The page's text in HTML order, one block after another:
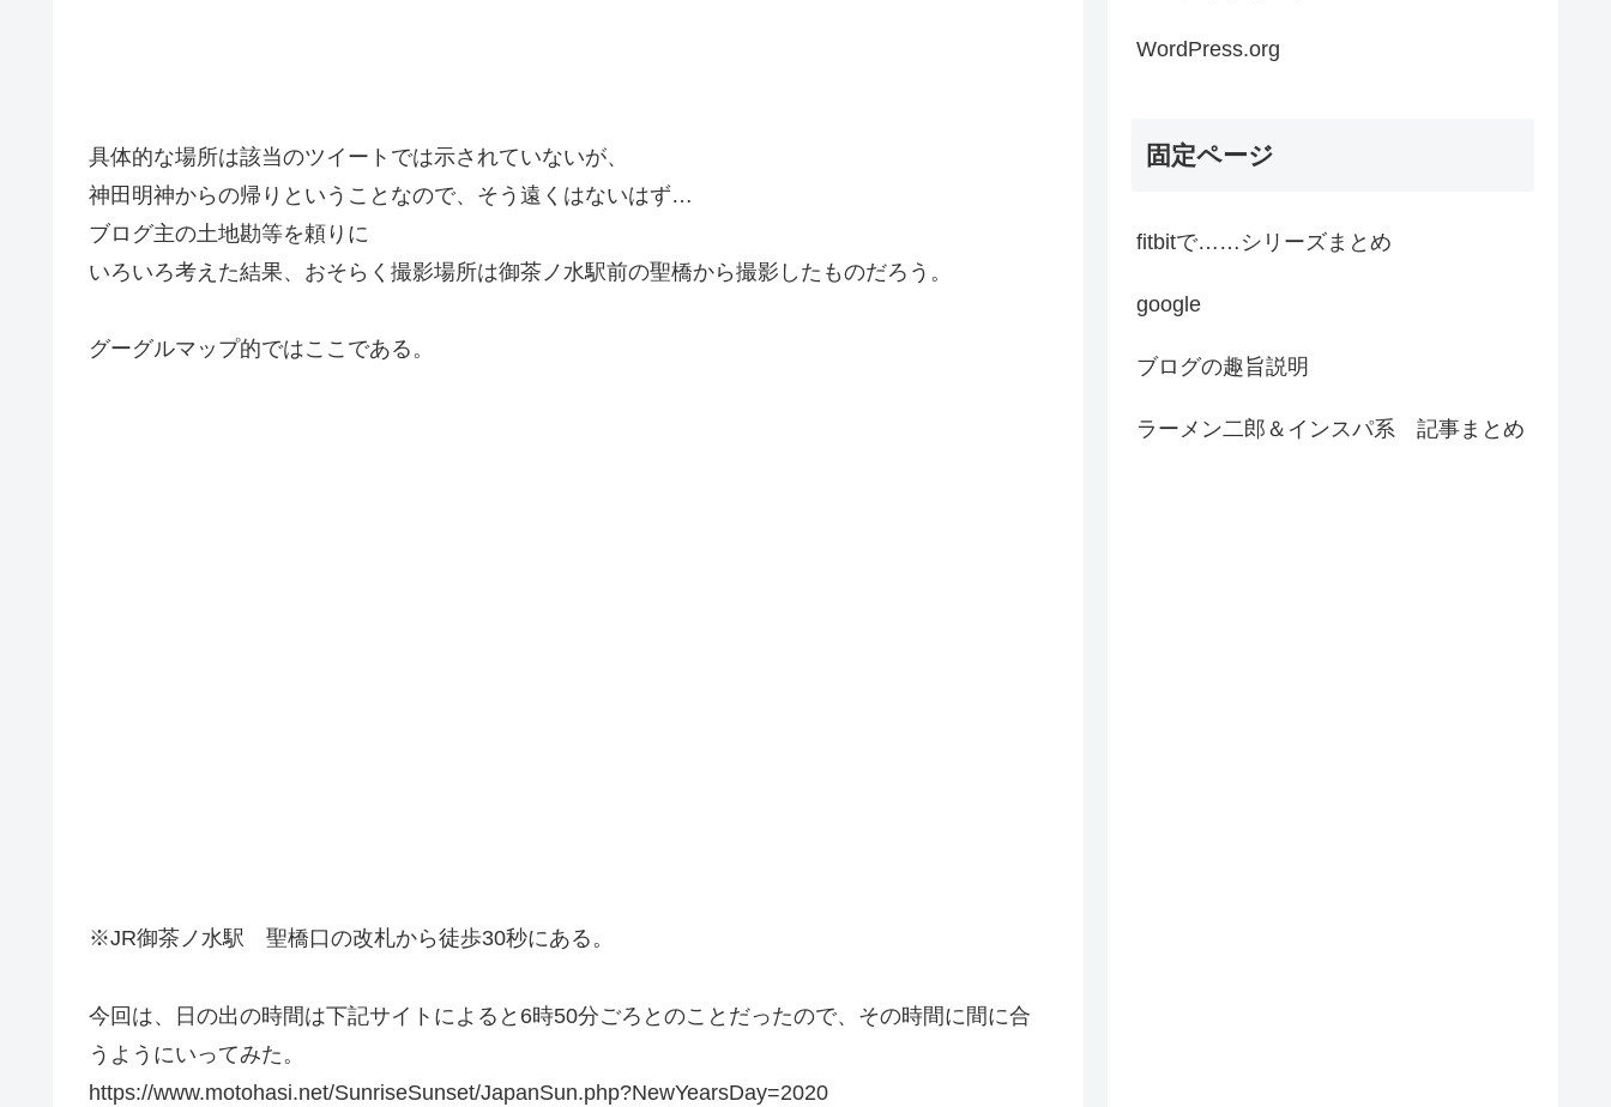
具体的な場所は該当のツイートでは示されていないが、
神田明神からの帰りということなので、そう遠くはないはず…
ブログ主の土地勘等を頼りに
いろいろ考えた結果、おそらく撮影場所は御茶ノ水駅前の聖橋から撮影したものだろう。
グーグルマップ的ではここである。
※JR御茶ノ水駅 聖橋口の改札から徒歩30秒にある。
今回は、日の出の時間は下記サイトによると6時50分ごろとのことだったので、その時間に間に合
うようにいってみた。
https://www.motohasi.net/SunriseSunset/JapanSun.php?NewYearsDay=2020
WordPress.org
固定ページ
fitbitで……シリーズまとめ
google
ブログの趣旨説明
ラーメン二郎＆インスパ系 記事まとめ